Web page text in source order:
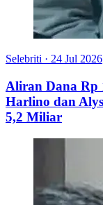
Selebriti · 24 Jul 2026
Aliran Dana Rp
Harlino dan
5,2 Miliar